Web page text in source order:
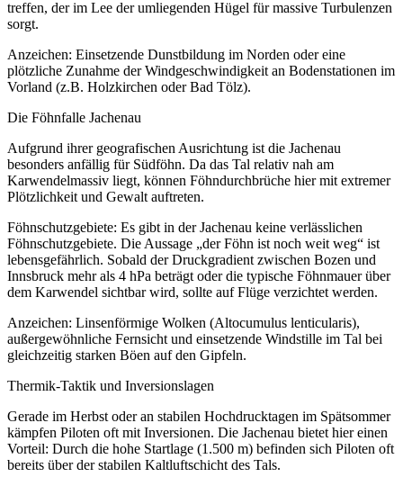
treffen, der im Lee der umliegenden Hügel für massive Turbulenzen
sorgt.
Anzeichen: Einsetzende Dunstbildung im Norden oder eine
plötzliche Zunahme der Windgeschwindigkeit an Bodenstationen im
Vorland (z.B. Holzkirchen oder Bad Tölz).
Die Föhnfalle Jachenau
Aufgrund ihrer geografischen Ausrichtung ist die Jachenau
besonders anfällig für Südföhn. Da das Tal relativ nah am
Karwendelmassiv liegt, können Föhndurchbrüche hier mit extremer
Plötzlichkeit und Gewalt auftreten.
Föhnschutzgebiete: Es gibt in der Jachenau keine verlässlichen
Föhnschutzgebiete. Die Aussage „der Föhn ist noch weit weg“ ist
lebensgefährlich. Sobald der Druckgradient zwischen Bozen und
Innsbruck mehr als 4 hPa beträgt oder die typische Föhnmauer über
dem Karwendel sichtbar wird, sollte auf Flüge verzichtet werden.
Anzeichen: Linsenförmige Wolken (Altocumulus lenticularis),
außergewöhnliche Fernsicht und einsetzende Windstille im Tal bei
gleichzeitig starken Böen auf den Gipfeln.
Thermik-Taktik und Inversionslagen
Gerade im Herbst oder an stabilen Hochdrucktagen im Spätsommer
kämpfen Piloten oft mit Inversionen. Die Jachenau bietet hier einen
Vorteil: Durch die hohe Startlage (1.500 m) befinden sich Piloten oft
bereits über der stabilen Kaltluftschicht des Tals.